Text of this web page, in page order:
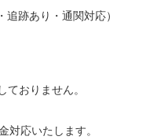
追跡あり・通関対応）
おりません。
対応いたします。